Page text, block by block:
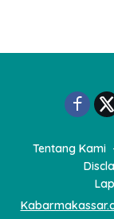
Tentang Kami